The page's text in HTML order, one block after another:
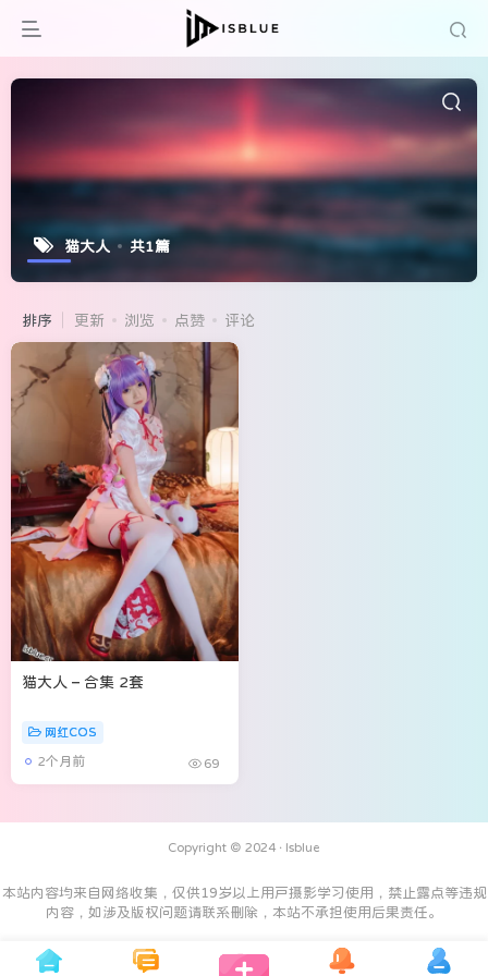
猫大人 共1篇
排序 更新 浏览 点赞 评论
猫大人 – 合集 2套
网红COS
2个月前 69
Copyright © 2024 · Isblue
本站内容均来自网络收集，仅供19岁以上用户摄影学习使用，禁止露点等违规
内容，如涉及版权问题请联系删除，本站不承担使用后果责任。